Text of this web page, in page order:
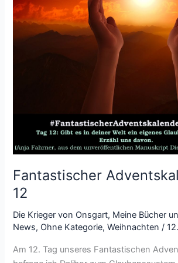
Fantastischer
12
Die Krieger von Onsgart, Meine Bücher
News, Ohne Kategorie,Weihnachten /
Am 12. Tag unseres Fantastischen